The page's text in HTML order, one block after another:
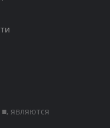
являются